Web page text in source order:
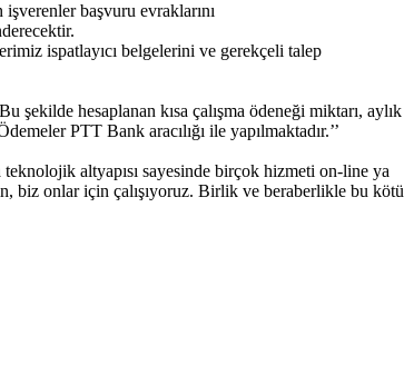
başvuru evraklarını
ispatlayıcı belgelerini ve gerekçeli talep
şekilde hesaplanan kısa çalışma ödeneği miktarı, aylık
PTT Bank aracılığı ile yapılmaktadır.’’
altyapısı sayesinde birçok hizmeti on-line ya
biz onlar için çalışıyoruz. Birlik ve beraberlikle bu kötü